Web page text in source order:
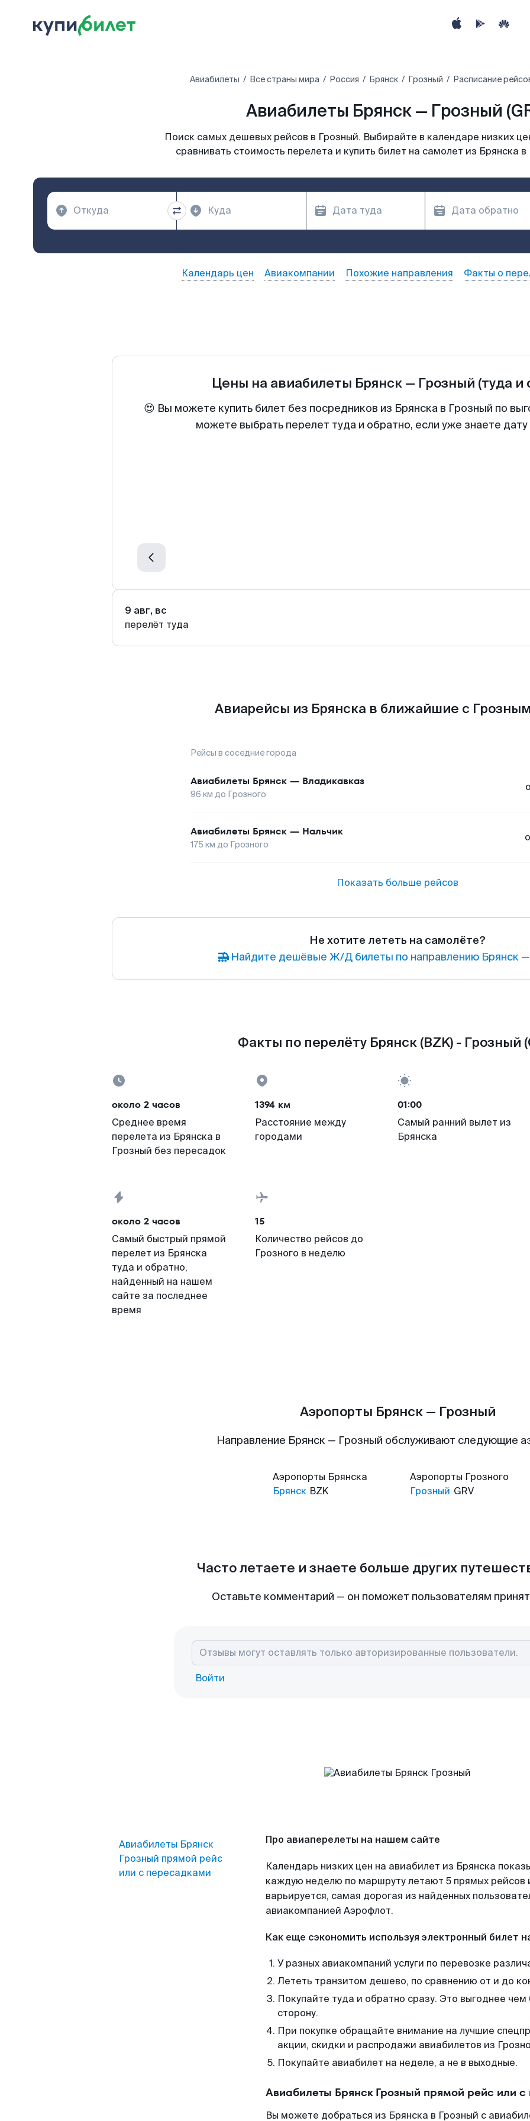
Авиабилеты Все страны мира Россия Брянск Грозный Расписание
Авиабилеты Брянск — Грозный
Поиск самых дешевых рейсов в Грозный. Выбирайте в календаре низких
сравнивать стоимость перелета и купить билет на самолет из Брянска
Календарь цен Авиакомпании Похожие направления Факты о
Цены на авиабилеты Брянск— Грозный (туда и
😍 Вы можете купить билет без посредников из Брянска в Грозный по
можете выбрать перелет туда и обратно, если уже знаете
9 авг, вс
перелёт туда
Авиарейсы из Брянска в ближайшие с
Рейсы в соседние города
Авиабилеты Брянск — Владикавказ
96 км до Грозного
Авиабилеты Брянск — Нальчик
175 км до Грозного
Показать больше рейсов
Не хотите лететь на самолёте?
Найдите дешёвые Ж/Д билеты по направлению Брянск
Факты по перелёту Брянск (BZK) - Грозный
около 2 часов
Среднее время
перелета из Брянска в
Грозный без пересадок
1394 км
Расстояние между
городами
01:00
Самый ранний вылет из
Брянска
около 2 часов
Самый быстрый прямой
перелет из Брянска
туда и обратно,
найденный на нашем
сайте за последнее
время
15
Количество рейсов до
Грозного в неделю
Аэропорты Брянск — Грозный
Направление Брянск — Грозный обслуживают следующие
Аэропорты Брянска
Брянск BZK
Аэропорты Грозного
Грозный GRV
Часто летаете и знаете больше других
Оставьте комментарий — он поможет пользователям
Войти
Авиабилеты Брянск
Грозный прямой рейс
или с пересадками
Про авиаперелеты на нашем сайте
Календарь низких цен на авиабилет из Брянска
каждую неделю по маршруту летают 5 прямых рейсов
варьируется, самая дорогая из найденных
авиакомпанией Аэрофлот.
Как еще сэкономить используя электронный билет
У разных авиакомпаний услуги по перевозке
Лететь транзитом дешево, по сравнению от и до
Покупайте туда и обратно сразу. Это выгоднее
сторону.
При покупке обращайте внимание на лучшие
акции, скидки и распродажи авиабилетов из
Покупайте авиабилет на неделе, а не в выходные.
Авиабилеты Брянск Грозный прямой рейс или
Вы можете добраться из Брянска в Грозный с